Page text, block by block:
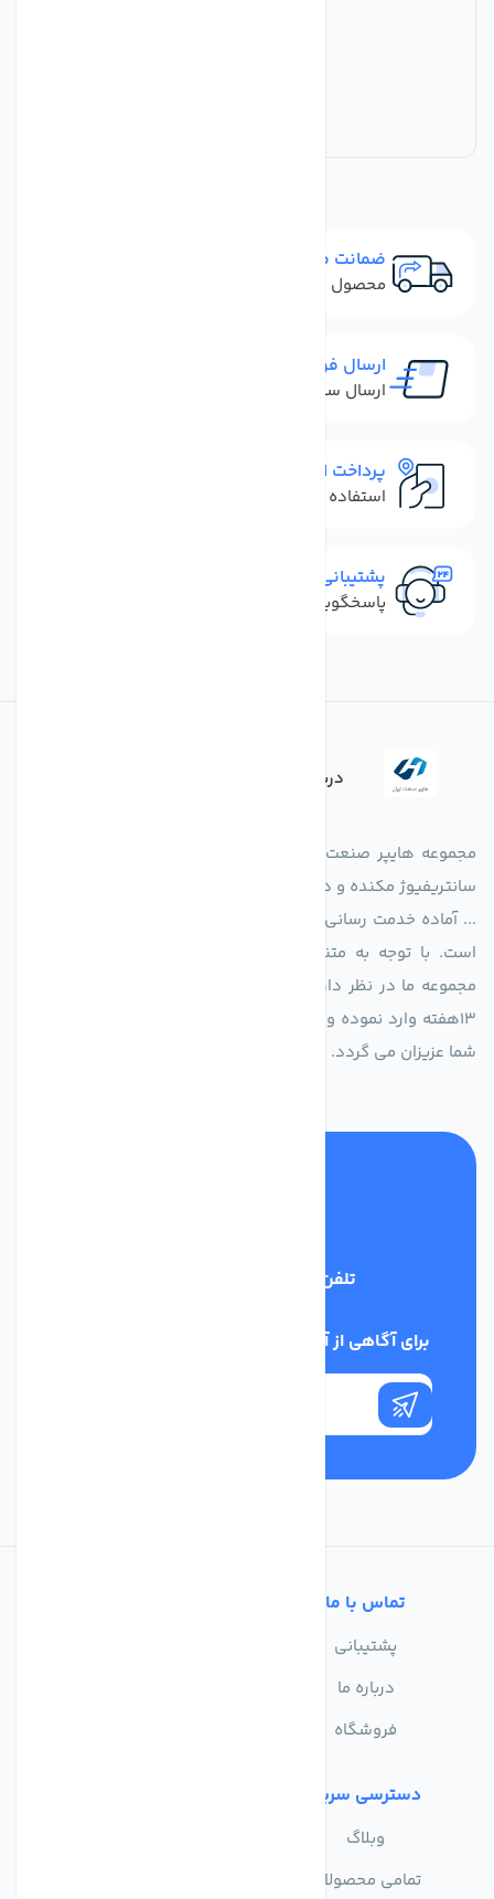
ضمانت مرجوعی
محصول نباید آسیب دیده باشد
ارسال فوری
ارسال سفارش در کمترین زمان ممکن
پرداخت امن
استفاده از روش‌های پرداخت امن
پشتیبانی سریع
پاسخگویی سریع به تماس‌ها و پیام‌ها
درباره فروشگاه
مجموعه هایپر صنعت ایران در امر تولید و واردات انواع فن های
سانتریفیوژ مکنده و دمنده آکسیال، سقفی، بین کانالی، مرغداری و
... آماده خدمت رسانی به شرکت های تولیدی، صنعتی و ساختمانی
است. با توجه به متنوع بودن فن های تولیدی کمپانی اروپایی
مجموعه ما در نظر دارد کالاهای تخصصی شما عزیزان رو در صرف
13هفته وارد نموده و این عمر باعث صرفه جویی در هزینه و زمان
شما عزیزان می گردد.
تلفن پشتیبانی
برای آگاهی از آخرین اخبار در خبرنامه ما عضو شوید
تماس با ما
پشتیبانی
درباره ما
فروشگاه
دسترسی سریع
وبلاگ
تمامی محصولات